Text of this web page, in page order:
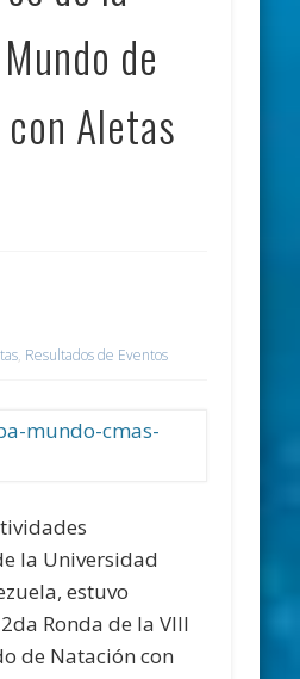
de
Aletas
, Resultados de Eventos
la Universidad
estuvo
2da Ronda de la VIII
de Natación con